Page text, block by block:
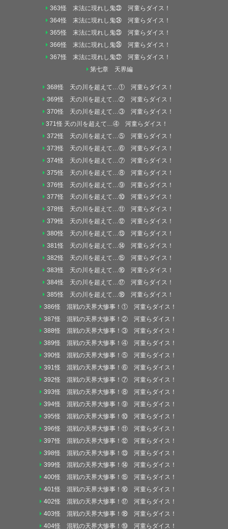
363怪 末法に現れし鬼㉓ 河童らダイス！
364怪 末法に現れし鬼㉔ 河童らダイス！
365怪 末法に現れし鬼㉕ 河童らダイス！
366怪 末法に現れし鬼㉖ 河童らダイス！
367怪 末法に現れし鬼㉗ 河童らダイス！
第七章 天界編
368怪 天の川を超えて…① 河童らダイス！
369怪 天の川を超えて…② 河童らダイス！
370怪 天の川を超えて…③ 河童らダイス！
371怪 天の川を超えて…④ 河童らダイス！
372怪 天の川を超えて…⑤ 河童らダイス！
373怪 天の川を超えて…⑥ 河童らダイス！
374怪 天の川を超えて…⑦ 河童らダイス！
375怪 天の川を超えて…⑧ 河童らダイス！
376怪 天の川を超えて…⑨ 河童らダイス！
377怪 天の川を超えて…⑩ 河童らダイス！
378怪 天の川を超えて…⑪ 河童らダイス！
379怪 天の川を超えて…⑫ 河童らダイス！
380怪 天の川を超えて…⑬ 河童らダイス！
381怪 天の川を超えて…⑭ 河童らダイス！
382怪 天の川を超えて…⑮ 河童らダイス！
383怪 天の川を超えて…⑯ 河童らダイス！
384怪 天の川を超えて…⑰ 河童らダイス！
385怪 天の川を超えて…⑱ 河童らダイス！
386怪 混戦の天界大惨事！① 河童らダイス！
387怪 混戦の天界大惨事！② 河童らダイス！
388怪 混戦の天界大惨事！③ 河童らダイス！
389怪 混戦の天界大惨事！④ 河童らダイス！
390怪 混戦の天界大惨事！⑤ 河童らダイス！
391怪 混戦の天界大惨事！⑥ 河童らダイス！
392怪 混戦の天界大惨事！⑦ 河童らダイス！
393怪 混戦の天界大惨事！⑧ 河童らダイス！
394怪 混戦の天界大惨事！⑨ 河童らダイス！
395怪 混戦の天界大惨事！⑩ 河童らダイス！
396怪 混戦の天界大惨事！⑪ 河童らダイス！
397怪 混戦の天界大惨事！⑫ 河童らダイス！
398怪 混戦の天界大惨事！⑬ 河童らダイス！
399怪 混戦の天界大惨事！⑭ 河童らダイス！
400怪 混戦の天界大惨事！⑮ 河童らダイス！
401怪 混戦の天界大惨事！⑯ 河童らダイス！
402怪 混戦の天界大惨事！⑰ 河童らダイス！
403怪 混戦の天界大惨事！⑱ 河童らダイス！
404怪 混戦の天界大惨事！⑲ 河童らダイス！